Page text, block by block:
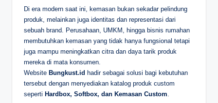
DDi era modern saat ini, kemasan bukan sekadar pelindung
produk, melainkan juga identitas dan representasi dari
sebuah brand. Perusahaan, UMKM, hingga bisnis rumahan
membutuhkan kemasan yang tidak hanya fungsional tetapi
juga mampu meningkatkan citra dan daya tarik produk
mereka di mata konsumen.
Website Bungkust.id hadir sebagai solusi bagi kebutuhan
tersebut dengan menyediakan katalog produk custom
seperti Hardbox, Softbox, dan Kemasan Custom